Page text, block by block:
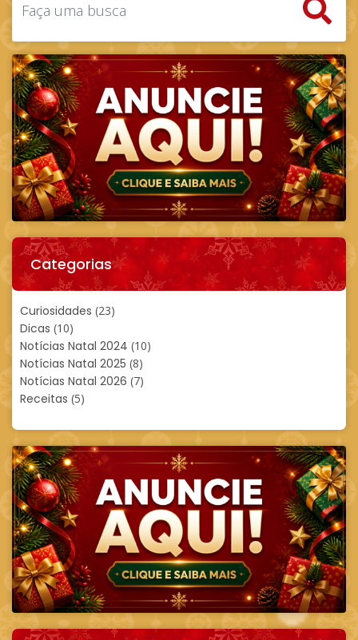
Categorias
Curiosidades (23)
Dicas (10)
Notícias Natal 2024 (10)
Notícias Natal 2025 (8)
Notícias Natal 2026 (7)
Receitas (5)